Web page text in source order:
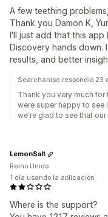
A few teething
Thank you Damon K,
I'll just add that this app
Discovery hands down.
results, and better
Searchanise respondió 23
Thank you very much
were super happy to see
we're glad to see that
Where is the support?
LemonSalt
Reino Unido
1 día usando la aplicación